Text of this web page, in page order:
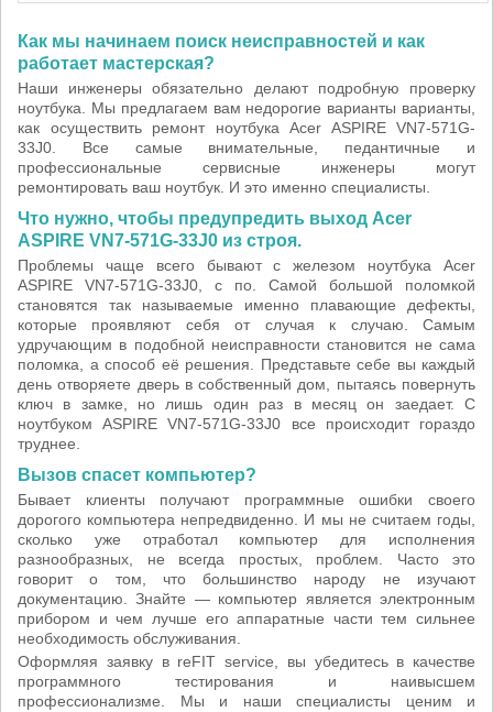
Как мы начинаем поиск неисправностей и как
работает мастерская?
Наши инженеры обязательно делают подробную проверку
ноутбука. Мы предлагаем вам недорогие варианты варианты,
как осуществить ремонт ноутбука Acer ASPIRE VN7-571G-
33J0. Все самые внимательные, педантичные и
профессиональные сервисные инженеры могут
ремонтировать ваш ноутбук. И это именно специалисты.
Что нужно, чтобы предупредить выход Acer
ASPIRE VN7-571G-33J0 из строя.
Проблемы чаще всего бывают с железом ноутбука Acer
ASPIRE VN7-571G-33J0, с по. Самой большой поломкой
становятся так называемые именно плавающие дефекты,
которые проявляют себя от случая к случаю. Самым
удручающим в подобной неисправности становится не сама
поломка, а способ её решения. Представьте себе вы каждый
день отворяете дверь в собственный дом, пытаясь повернуть
ключ в замке, но лишь один раз в месяц он заедает. С
ноутбуком ASPIRE VN7-571G-33J0 все происходит гораздо
труднее.
Вызов спасет компьютер?
Бывает клиенты получают программные ошибки своего
дорогого компьютера непредвиденно. И мы не считаем годы,
сколько уже отработал компьютер для исполнения
разнообразных, не всегда простых, проблем. Часто это
говорит о том, что большинство народу не изучают
документацию. Знайте — компьютер является электронным
прибором и чем лучше его аппаратные части тем сильнее
необходимость обслуживания.
Оформляя заявку в reFIT service, вы убедитесь в качестве
программного тестирования и наивысшем
профессионализме. Мы и наши специалисты ценим и